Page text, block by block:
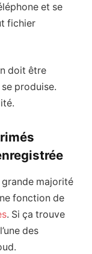
et se
fichier
doit être
produise.
majorité
fonction de
. Si ça trouve
des